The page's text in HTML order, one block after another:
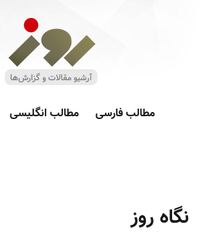
مطالب فارسی مطالب انگلیسی
نگاه روز